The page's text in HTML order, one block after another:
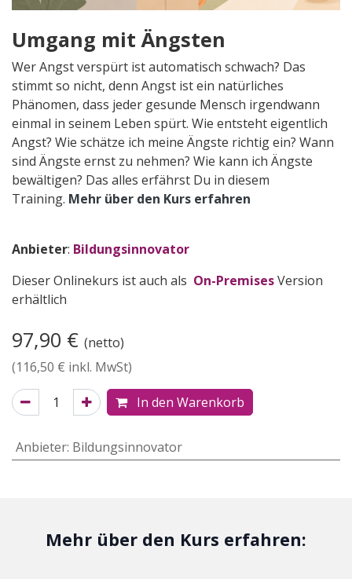
Umgang mit Ängsten
Wer Angst verspürt ist automatisch schwach? Das
stimmt so nicht, denn Angst ist ein natürliches
Phänomen, dass jeder gesunde Mensch irgendwann
einmal in seinem Leben spürt. Wie entsteht eigentlich
Angst? Wie schätze ich meine Ängste richtig ein? Wann
sind Ängste ernst zu nehmen? Wie kann ich Ängste
bewältigen? Das alles erfährst Du in diesem
Training. Mehr über den Kurs erfahren
Anbieter: Bildungsinnovator
Dieser Onlinekurs ist auch als On-PremisesVersion
erhältlich
97,90 € (netto)
(116,50 € inkl. MwSt)
In den Warenkorb
Anbieter: Bildungsinnovator
Mehr über den Kurs erfahren: